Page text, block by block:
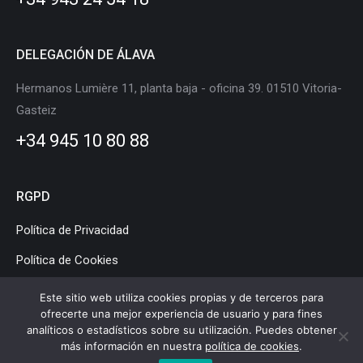
windowwindowwindowwindowwindow
DELEGACIÓN DE ÁLAVA
Hermanos Lumière 11, planta baja - oficina 39. 01510 Vitoria-
Gasteiz
+34 945 10 80 88
RGPD
Política de Privacidad
Política de Cookies
Aviso Legal
Clúster de Movilidad y Logística de Euskadi © Copyright |
Este sitio web utiliza cookies propias y de terceros para
ofrecerte una mejor experiencia de usuario y para fines
analíticos o estadísticos sobre su utilización. Puedes obtener
más información en nuestra política de cookies.